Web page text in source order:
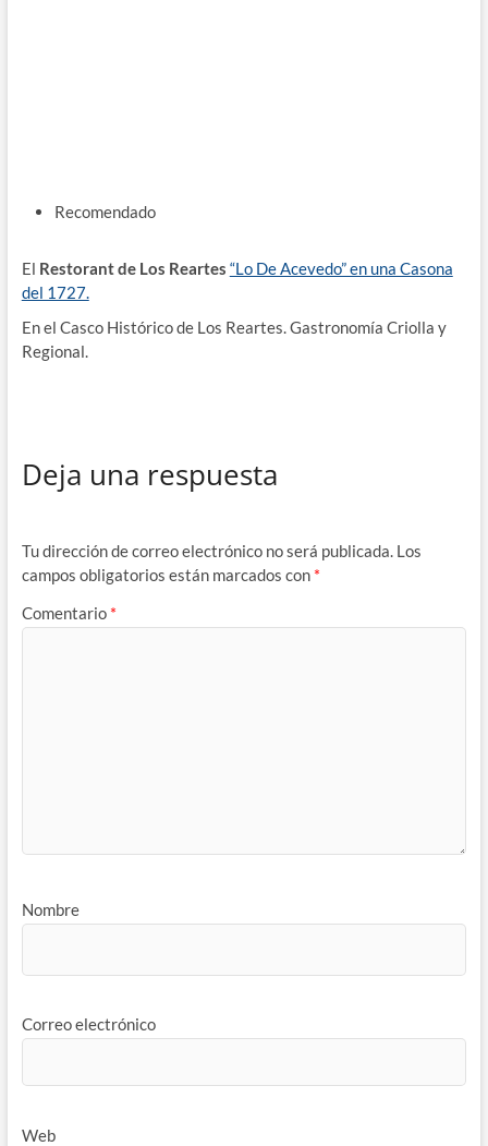
Recomendado
El Restorant de Los Reartes “Lo De Acevedo” en una Casona
del 1727.
En el Casco Histórico de Los Reartes. Gastronomía Criolla y
Regional.
Deja una respuesta
Tu dirección de correo electrónico no será publicada. Los
campos obligatorios están marcados con *
Comentario *
Nombre
Correo electrónico
Web